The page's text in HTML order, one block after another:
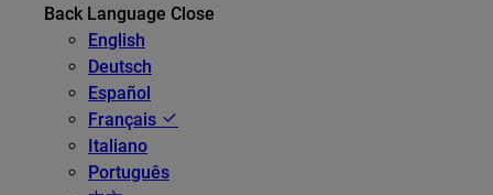
Back Language Close
English
Deutsch
Español
Français
Italiano
Português